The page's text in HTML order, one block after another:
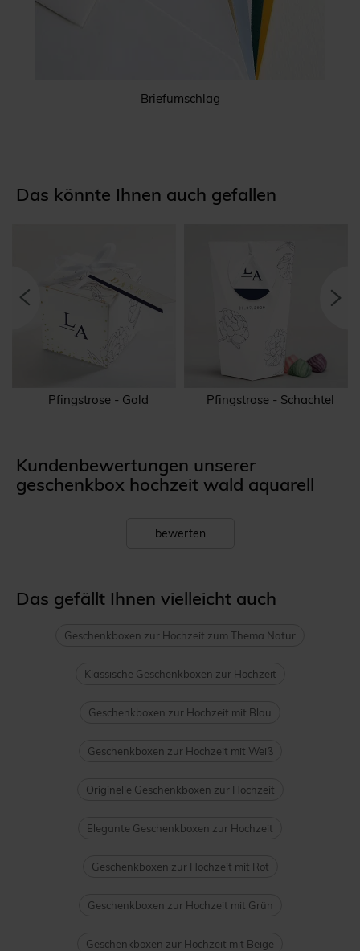
Briefumschlag
Das könnte Ihnen auch gefallen
Pfingstrose - Gold Pfingstrose - Schachtel
Kundenbewertungen unserer
geschenkbox hochzeit wald aquarell
bewerten
Das gefällt Ihnen vielleicht auch
Geschenkboxen zur Hochzeit zum Thema Natur
Klassische Geschenkboxen zur Hochzeit
Geschenkboxen zur Hochzeit mit Blau
Geschenkboxen zur Hochzeit mit Weiß
Originelle Geschenkboxen zur Hochzeit
Elegante Geschenkboxen zur Hochzeit
Geschenkboxen zur Hochzeit mit Rot
Geschenkboxen zur Hochzeit mit Grün
Geschenkboxen zur Hochzeit mit Beige